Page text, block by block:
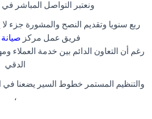
ونعتبر التواصل المباشر
ربع سنويا وتقديم النصح والمشورة جزء
فريق عمل مركز
رغم أن التعاون الدائم بين خدمة العملاء
الدقي
والتنظيم المستمر خطوط السير يضعنا في
،